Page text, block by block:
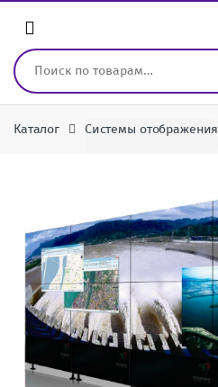
Искать:
Каталог Системы отображения